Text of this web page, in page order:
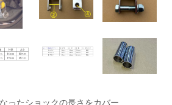
ったショックの長さをカバー